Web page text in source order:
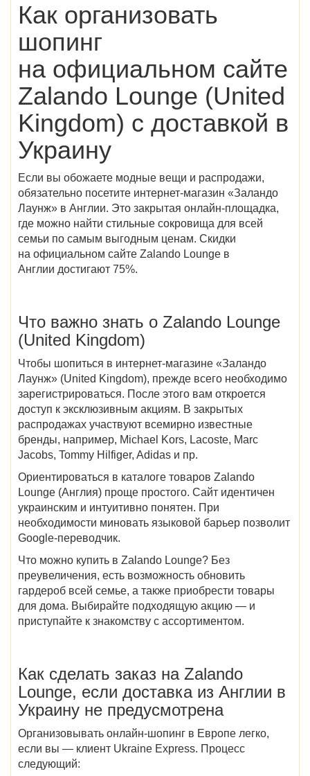
Как организовать
шопинг
на официальном сайте
Zalando Lounge (United
Kingdom) с доставкой в
Украину
Если вы обожаете модные вещи и распродажи,
обязательно посетите интернет-магазин «Заландо
Лаунж» в Англии. Это закрытая онлайн-площадка,
где можно найти стильные сокровища для всей
семьи по самым выгодным ценам. Скидки
на официальном сайте Zalando Lounge в
Англии достигают 75%.
Что важно знать о Zalando Lounge
(United Kingdom)
Чтобы шопиться в интернет-магазине «Заландо
Лаунж» (United Kingdom), прежде всего необходимо
зарегистрироваться. После этого вам откроется
доступ к эксклюзивным акциям. В закрытых
распродажах участвуют всемирно известные
бренды, например, Michael Kors, Lacoste, Marc
Jacobs, Tommy Hilfiger, Adidas и пр.
Ориентироваться в каталоге товаров Zalando
Lounge (Англия) проще простого. Сайт идентичен
украинским и интуитивно понятен. При
необходимости миновать языковой барьер позволит
Google-переводчик.
Что можно купить в Zalando Lounge? Без
преувеличения, есть возможность обновить
гардероб всей семье, а также приобрести товары
для дома. Выбирайте подходящую акцию — и
приступайте к знакомству с ассортиментом.
Как сделать заказ на Zalando
Lounge, если доставка из Англии в
Украину не предусмотрена
Организовывать онлайн-шопинг в Европе легко,
если вы — клиент Ukraine Express. Процесс
следующий: